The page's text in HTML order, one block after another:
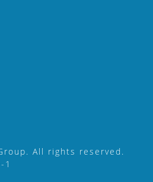
All rights reserved.
1